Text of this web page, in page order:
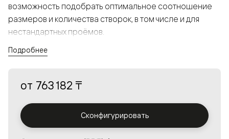
возможность подобрать оптимальное соотношение
размеров и количества створок, в том числе и для
нестандартных проёмов.
а большой выбор вставок из стекла с различными
решения в интерьере и варьировать освещённость.
Подробнее
от 763 182 ₸
Сконфигурировать